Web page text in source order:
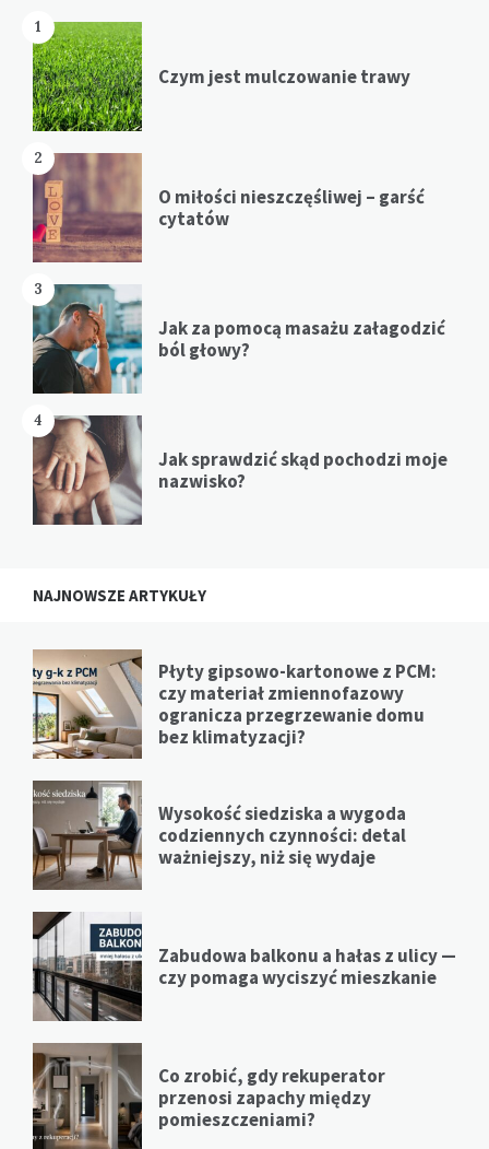
1
Czym jest mulczowanie trawy
2
O miłości nieszczęśliwej – garść
cytatów
3
Jak za pomocą masażu załagodzić
ból głowy?
4
Jak sprawdzić skąd pochodzi moje
nazwisko?
NAJNOWSZE ARTYKUŁY
Płyty gipsowo-kartonowe z PCM:
czy materiał zmiennofazowy
ogranicza przegrzewanie domu
bez klimatyzacji?
Wysokość siedziska a wygoda
codziennych czynności: detal
ważniejszy, niż się wydaje
Zabudowa balkonu a hałas z ulicy —
czy pomaga wyciszyć mieszkanie
Co zrobić, gdy rekuperator
przenosi zapachy między
pomieszczeniami?